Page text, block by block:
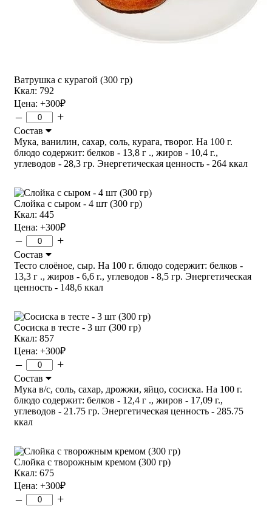
Ватрушка с курагой (300 гр)
Ккал: 792
Цена: +300₽
– +
Состав
Мука, ванилин, сахар, соль, курага, творог. На 100 г.
блюдо содержит: белков - 13,8 г ., жиров - 10,4 г.,
углеводов - 28,3 гр. Энергетическая ценность - 264 ккал
Слойка с сыром - 4 шт (300 гр)
Ккал: 445
Цена: +300₽
– +
Состав
Тесто слоёное, сыр. На 100 г. блюдо содержит: белков -
13,3 г ., жиров - 6,6 г., углеводов - 8,5 гр. Энергетическая
ценность - 148,6 ккал
Сосиска в тесте - 3 шт (300 гр)
Ккал: 857
Цена: +300₽
– +
Состав
Мука в/с, соль, сахар, дрожжи, яйцо, сосиска. На 100 г.
блюдо содержит: белков - 12,4 г ., жиров - 17,09 г.,
углеводов - 21.75 гр. Энергетическая ценность - 285.75
ккал
Слойка с творожным кремом (300 гр)
Ккал: 675
Цена: +300₽
– +